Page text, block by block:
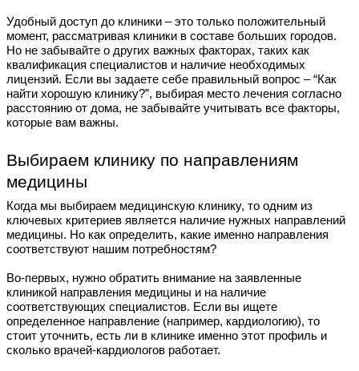
Удобный доступ до клиники – это только положительный
момент, рассматривая клиники в составе больших городов.
Но не забывайте о других важных факторах, таких как
квалификация специалистов и наличие необходимых
лицензий. Если вы задаете себе правильный вопрос – “Как
найти хорошую клинику?”, выбирая место лечения согласно
расстоянию от дома, не забывайте учитывать все факторы,
которые вам важны.
Выбираем клинику по направлениям
медицины
Когда мы выбираем медицинскую клинику, то одним из
ключевых критериев является наличие нужных направлений
медицины. Но как определить, какие именно направления
соответствуют нашим потребностям?
Во-первых, нужно обратить внимание на заявленные
клиникой направления медицины и на наличие
соответствующих специалистов. Если вы ищете
определенное направление (например, кардиологию), то
стоит уточнить, есть ли в клинике именно этот профиль и
сколько врачей-кардиологов работает.